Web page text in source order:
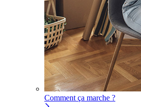
Comment ça marche ?